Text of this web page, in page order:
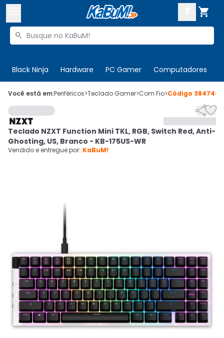

Buscar produtos

Black Ninja Hardware PC Gamer Computadores
 Olá. Acesse sua conta
 Departamentos
Cupons
CADASTRE-SE
Você está em:Periféricos>Teclado Gamer>Com Fio>Código 384744

Teclado NZXT Function Mini TKL, RGB, Switch Red, Anti-
Ghosting, US, Branco - KB-175US-WR
Vendido e entregue por: KaBuM!